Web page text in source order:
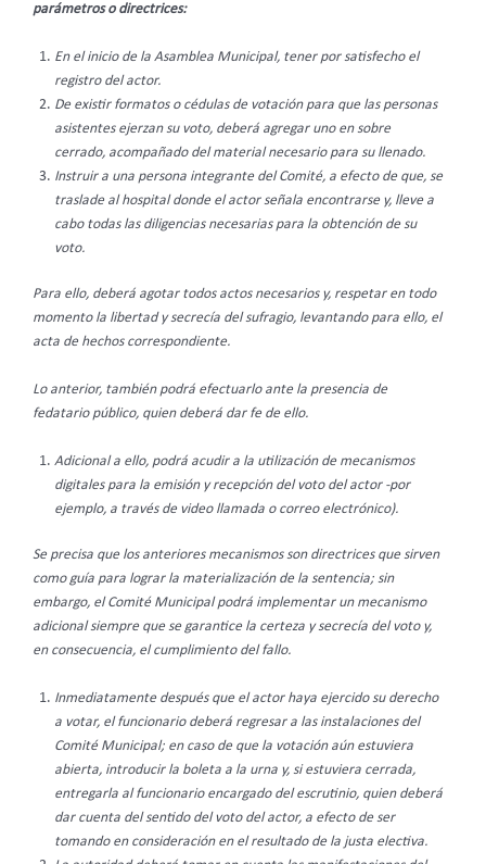
parámetros o directrices:
En el inicio de la Asamblea Municipal, tener por satisfecho el
registro del actor.
De existir formatos o cédulas de votación para que las personas
asistentes ejerzan su voto, deberá agregar uno en sobre
cerrado, acompañado del material necesario para su llenado.
Instruir a una persona integrante del Comité, a efecto de que, se
traslade al hospital donde el actor señala encontrarse y, lleve a
cabo todas las diligencias necesarias para la obtención de su
voto.
Para ello, deberá agotar todos actos necesarios y, respetar en todo
momento la libertad y secrecía del sufragio, levantando para ello, el
acta de hechos correspondiente.
Lo anterior, también podrá efectuarlo ante la presencia de
fedatario público, quien deberá dar fe de ello.
Adicional a ello, podrá acudir a la utilización de mecanismos
digitales para la emisión y recepción del voto del actor -por
ejemplo, a través de video llamada o correo electrónico).
Se precisa que los anteriores mecanismos son directrices que sirven
como guía para lograr la materialización de la sentencia; sin
embargo, el Comité Municipal podrá implementar un mecanismo
adicional siempre que se garantice la certeza y secrecía del voto y,
en consecuencia, el cumplimiento del fallo.
Inmediatamente después que el actor haya ejercido su derecho
a votar, el funcionario deberá regresar a las instalaciones del
Comité Municipal; en caso de que la votación aún estuviera
abierta, introducir la boleta a la urna y, si estuviera cerrada,
entregarla al funcionario encargado del escrutinio, quien deberá
dar cuenta del sentido del voto del actor, a efecto de ser
tomando en consideración en el resultado de la justa electiva.